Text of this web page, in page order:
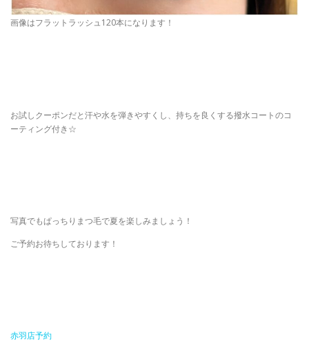
画像はフラットラッシュ120本になります！
お試しクーポンだと汗や水を弾きやすくし、持ちを良くする撥水コートのコ
ーティング付き☆
写真でもぱっちりまつ毛で夏を楽しみましょう！
ご予約お待ちしております！
赤羽店予約